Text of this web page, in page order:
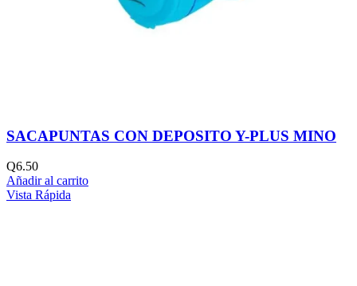
SACAPUNTAS CON DEPOSITO Y-PLUS MINO
Q6.50
Añadir al carrito
Vista Rápida